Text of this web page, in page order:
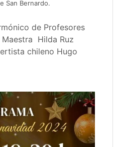
San Bernardo.
de Profesores
Hilda Ruz
chileno Hugo